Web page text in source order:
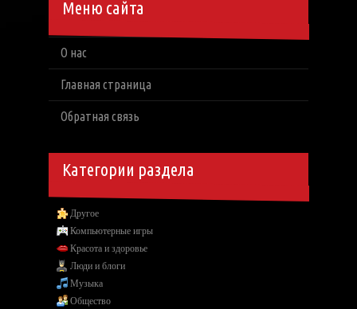
Меню сайта
О нас
Главная страница
Обратная связь
Категории раздела
Другое
Компьютерные игры
Красота и здоровье
Люди и блоги
Музыка
Общество